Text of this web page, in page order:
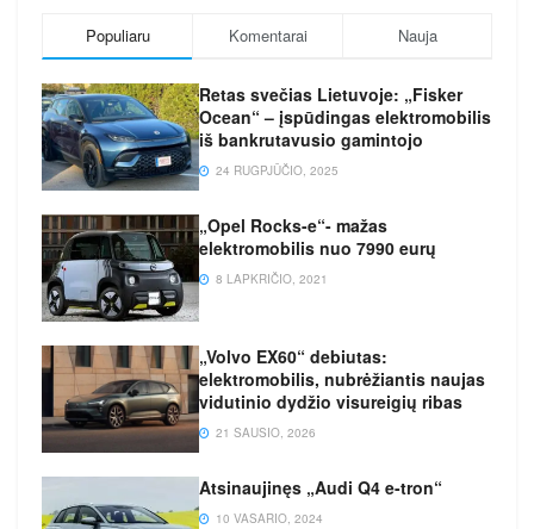
Populiaru Komentarai Nauja
Retas svečias Lietuvoje: „Fisker
Ocean“ – įspūdingas elektromobilis
iš bankrutavusio gamintojo
24 RUGPJŪČIO, 2025
„Opel Rocks-e“- mažas
elektromobilis nuo 7990 eurų
8 LAPKRIČIO, 2021
„Volvo EX60“ debiutas:
elektromobilis, nubrėžiantis naujas
vidutinio dydžio visureigių ribas
21 SAUSIO, 2026
Atsinaujinęs „Audi Q4 e-tron“
10 VASARIO, 2024